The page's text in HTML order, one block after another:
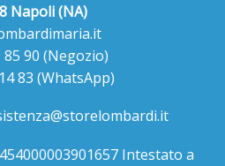
Napoli (NA)
85 90 (Negozio)
83 (WhatsApp)
Intestato a